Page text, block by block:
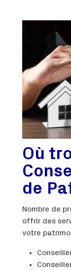
Où
de
Nombre de
offrir des
votre